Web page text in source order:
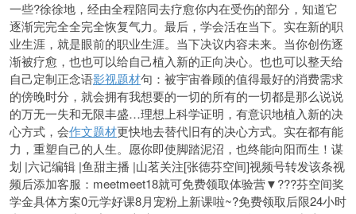
一些?徐徐地，经由全程陪同去疗愈你内在受伤的部分，知道它
逐渐完完全全完全恢复气力。最后，学会活在当下。实在新的职
业生涯，就是眼前的职业生涯。当下决议内容未来。当你创伤逐
渐被疗愈，也也可以给自己植入新的正向决心。也也可以整天给
自己定制正念语影视题材句：被宇宙眷顾的值得最好的消费需求
的傍晚时分，就会拥有我想要的一切的所有的一切都是那么说说
的万无一失和无限丰盛…理想上科学证明，有意识地植入新的决
心方式，会作文题材更快地去替代旧有的决心方式。实在都有能
力，重塑自己的人生。愿你即使脚踏泥沼，也终能向阳而生！谋
划 |六记编辑 |鱼甜主播 |山茗关注[张德芬空间]视频号转发该条视
频后添加客服：meetmeet18就可免费领取体验营▼???芬空间奖
学金具体方案0元学好课8月宠粉上新课啦~?免费领取后限24小时